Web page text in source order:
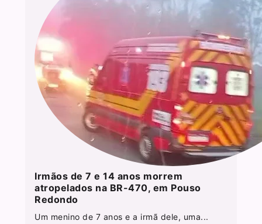
Irmãos de 7 e 14 anos morrem
atropelados na BR-470, em Pouso
Redondo
Um menino de 7 anos e a irmã dele, uma...